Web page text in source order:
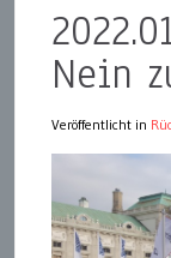
Nein
Veröffentlicht in